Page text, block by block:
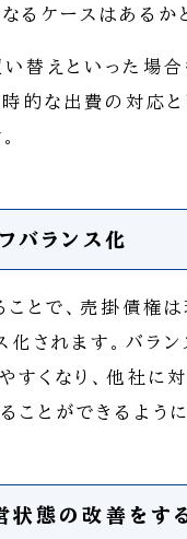
るケースはあるか
替えといった場
時的な出費の対応
バランス化
ことで、売掛債権
化されます。バラ
すくなり、他社に
ことができるように
状態の改善をす